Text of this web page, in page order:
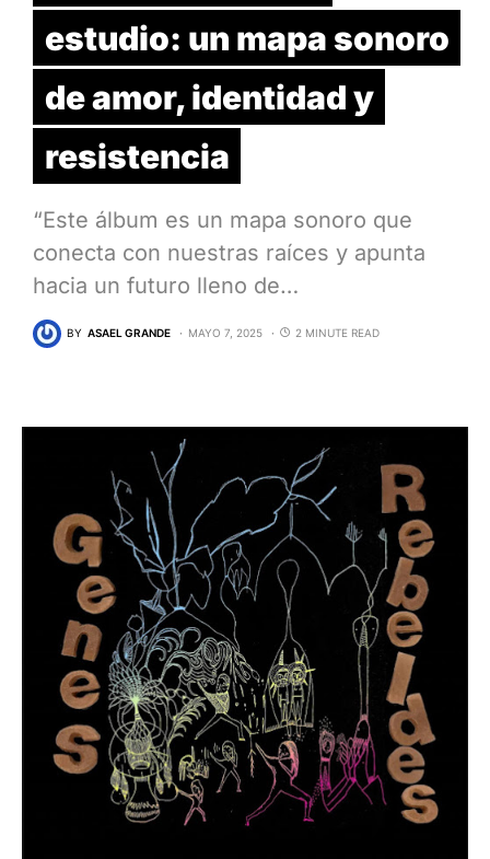
estudio: un mapa sonoro
de amor, identidad y
resistencia
“Este álbum es un mapa sonoro que
conecta con nuestras raíces y apunta
hacia un futuro lleno de…
BY ASAEL GRANDE MAYO 7, 2025 2 MINUTE READ